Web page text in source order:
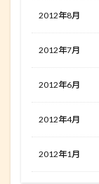
2012年8月
2012年7月
2012年6月
2012年4月
2012年1月